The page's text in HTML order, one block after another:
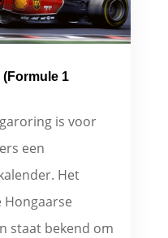
1
is voor
een
Het
staat bekend om